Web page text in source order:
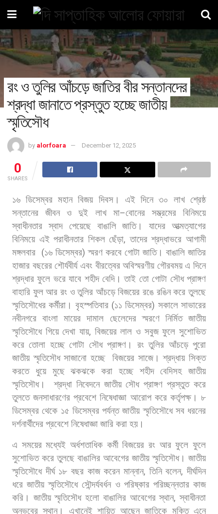
রং ও তুলির আঁচড়ে জাতির বীর সন্তানদের
শ্রদ্ধা জানাতে প্রস্তুত হচ্ছে জাতীয়
স্মৃতিসৌধ
by alorfoara December 12, 2025
0
SHARES
১৬ ডিসেম্বর মহান বিজয় দিবস। এই দিনে ৩০ লাখ শ্রেষ্ঠ
সন্তানের
জীবন ও দুই লাখ মা–বোনের সম্ভ্রমের
বিনিময়ে
স্বাধীনতার
স্বাদ পেয়েছে বাঙালি জাতি। যাদের
আত্মত্যাগের
বিনিময়ে এই পরাধীনতার শিকল ছেঁড়া,তাদের শ্রদ্ধাভরে আগামী
মঙ্গলবার (১৬ ডিসেম্বর)স্মরণ করবে গোটা জাতি। বাঙালি জাতির
হাজার বছরের শৌর্যবীর্য এবং বীরত্বের অবিস্মরণীয় গৌরবময় এ দিনে
শ্রদ্ধার ফুলে ভরে যাবে শহীদ বেদি। তাই তো গোটা সৌধ প্রাঙ্গণ
বাহারি ফুল আর রং ও তুলির আঁচড়ে বিজয়ের রঙে রঙিন করে তুলছে
স্মৃতিসৌধের কর্মীরা। বৃহস্পতিবার(১১ ডিসেম্বর) সকালে সাভারের
নবীনগরে বাংলা মায়ের দামাল ছেলেদের স্মরণে নির্মিত জাতীয়
স্মৃতিসৌধে গিয়ে দেখা যায়, বিজয়ের লাল ও সবুজ ফুলে সুশোভিত
করে তোলা হচ্ছে গোটা সৌধ প্রাঙ্গণ। রং তুলির আঁচড়ে পুরো
জাতীয় স্মৃতিসৌধ সাজানো হচ্ছে বিজয়ের সাজে। শ্রদ্ধায় সিক্ত
করতে
ধুয়ে মুছে ঝকঝকে করা হচ্ছে শহীদ বেদিসহ
জাতীয়
স্মৃতিসৌধ।
শ্রদ্ধা নিবেদনে জাতীয় সৌধ প্রাঙ্গণ প্রস্তুত করে
তুলতে জনসাধারণের প্রবেশে নিষেধাজ্ঞা আরোপ করে কর্তৃপক্ষ। ৮
ডিসেম্বর থেকে ১৫ ডিসেম্বর পর্যন্ত জাতীয় স্মৃতিসৌধে সব ধরনের
দর্শনার্থীদের প্রবেশে নিষেধাজ্ঞা জারি করা হয়।
এ সময়ের মধ্যেই অর্ধশতাধিক কর্মী বিজয়ের রং আর ফুলে ফুলে
সুশোভিত করে তুলছে বাঙালির আবেগের জাতীয় স্মৃতিসৌধ। জাতীয়
স্মৃতিসৌধে দীর্ঘ ১৮ বছর কাজ করেন মান্নান, তিনি বলেন,দীর্ঘদিন
ধরে জাতীয় স্মৃতিসৌধে সৌন্দর্যবর্ধন ও পরিষ্কার পরিচ্ছন্নতার কাজ
করি। জাতীয় স্মৃতিসৌধ হলো বাঙালির আবেগের স্থান,স্বাধীনতা
অনুভবের স্থান। এখানেই শায়িত আছেন জাতিকে মুক্তি এনে